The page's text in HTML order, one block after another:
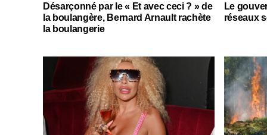
Désarçonné par le « Et avec ceci ? » de
la boulangère, Bernard Arnault rachète
la boulangerie
Le
réseaux